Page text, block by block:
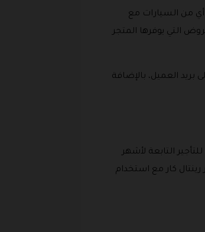
أي من السيارات مع
التي يوفرها المتجر
العميل، بالإضافة
التابعة لأشهر
كار مع استخدام